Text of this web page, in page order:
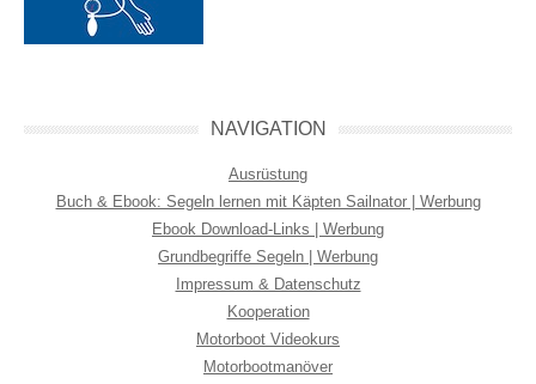
NAVIGATION
Ausrüstung
Buch & Ebook: Segeln lernen mit Käpten Sailnator | Werbung
Ebook Download-Links | Werbung
Grundbegriffe Segeln | Werbung
Impressum & Datenschutz
Kooperation
Motorboot Videokurs
Motorbootmanöver